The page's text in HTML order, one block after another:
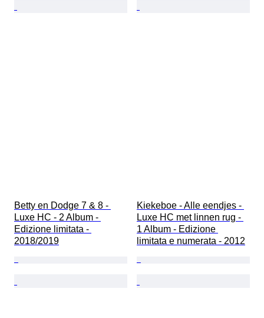
Betty en Dodge 7 & 8 -
Luxe HC - 2 Album -
Edizione limitata -
2018/2019
Kiekeboe - Alle eendjes -
Luxe HC met linnen rug -
1 Album - Edizione
limitata e numerata - 2012